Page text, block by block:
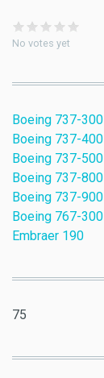
No votes yet
Boeing 737-300
Boeing 737-400
Boeing 737-500
Boeing 737-800
Boeing 737-900
Boeing 767-300
Embraer 190
75